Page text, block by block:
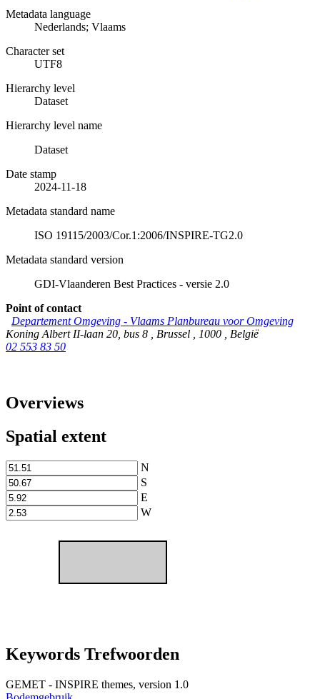
Metadata language
Nederlands; Vlaams
Character set
UTF8
Hierarchy level
Dataset
Hierarchy level name
Dataset
Date stamp
2024-11-18
Metadata standard name
ISO 19115/2003/Cor.1:2006/INSPIRE-TG2.0
Metadata standard version
GDI-Vlaanderen Best Practices - versie 2.0
Point of contact
Departement Omgeving - Vlaams Planbureau voor Omgeving
Koning Albert II-laan 20, bus 8
Brussel 1000
België
02 553 83 50
Overviews
Spatial extent
N
S
E
W
Keywords Trefwoorden
GEMET - INSPIRE themes, version 1.0